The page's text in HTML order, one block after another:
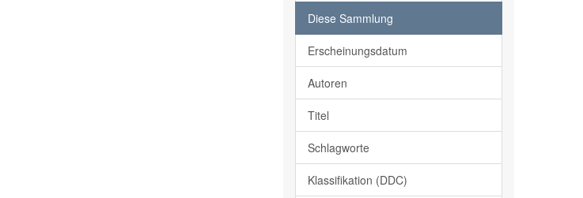
Diese Sammlung
Erscheinungsdatum
Autoren
Titel
Schlagworte
Klassifikation (DDC)